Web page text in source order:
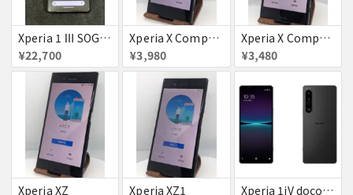
Xperia 1 Ⅲ SOG03 フロストブラック simフリー 美品 訳あり
¥22,700
Xperia X Compact
¥3,980
Xperia X Compact
¥3,480
Xperia XZ Xperia XZ1 Xperia 1iV docomo版